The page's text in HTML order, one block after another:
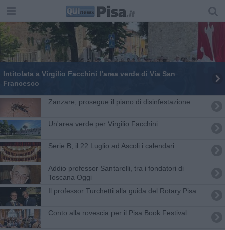
Intitolata a Virgilio Facchini l’area verde di Via San
Francesco
Zanzare, prosegue il piano di disinfestazione
Un'area verde per Virgilio Facchini
Serie B, il 22 Luglio ad Ascoli i calendari
Addio professor Santarelli, tra i fondatori di
Toscana Oggi
Il professor Turchetti alla guida del Rotary Pisa
Conto alla rovescia per il Pisa Book Festival